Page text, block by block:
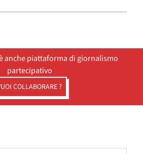
anche piattaforma di giornalismo
partecipativo
COLLABORARE ?